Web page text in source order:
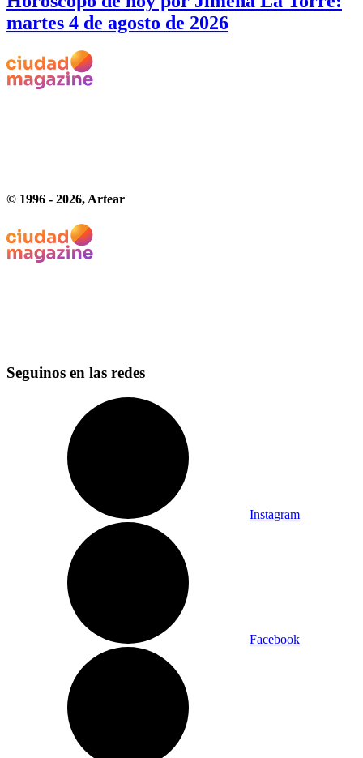
martes 4 de agosto de 2026
© 1996 - 2026, Artear
Seguinos en las redes
Instagram
Facebook